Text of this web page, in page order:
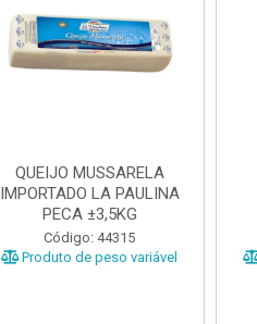
QUEIJO MUSSARELA
IMPORTADO LA PAULINA
PECA ±3,5KG
Código: 44315
Produto de peso variável